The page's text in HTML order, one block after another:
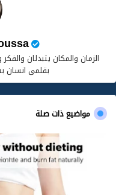
الزمان والمكان يتبدلان
بقلمى انسان
مواضيع ذات صلة